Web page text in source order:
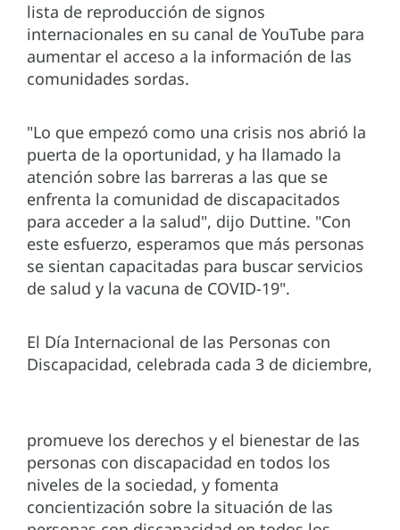
lista de reproducción de signos
internacionales en su canal de YouTube para
aumentar el acceso a la información de las
comunidades sordas.
"Lo que empezó como una crisis nos abrió la
puerta de la oportunidad, y ha llamado la
atención sobre las barreras a las que se
enfrenta la comunidad de discapacitados
para acceder a la salud", dijo Duttine. "Con
este esfuerzo, esperamos que más personas
se sientan capacitadas para buscar servicios
de salud y la vacuna de COVID-19".
El Día Internacional de las Personas con
Discapacidad, celebrada cada 3 de diciembre,
promueve los derechos y el bienestar de las
personas con discapacidad en todos los
niveles de la sociedad, y fomenta
concientización sobre la situación de las